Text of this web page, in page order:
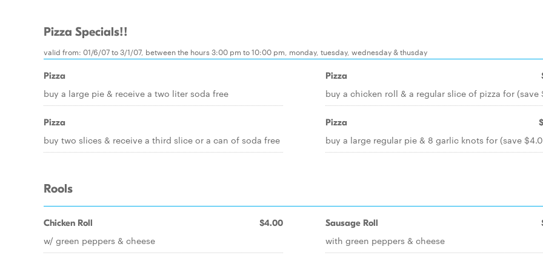
Pizza Specials!!
valid from: 01/6/07 to 3/1/07, between the hours 3:00 pm to 10:00 pm, monday, tuesday, wednesday & thusday
Pizza
buy a large pie & receive a two liter soda free
Pizza
buy two slices & receive a third slice or a can of soda free
Pizza
buy a chicken roll & a regular slice of pizza for (save
Pizza
buy a large regular pie & 8 garlic knots for (save
Rools
Chicken Roll $4.00
w/ green peppers & cheese
Sausage Roll
with green peppers & cheese